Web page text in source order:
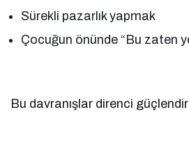
Sürekli pazarlık yapmak
Çocuğun önünde “Bu zaten
Bu davranışlar direnci